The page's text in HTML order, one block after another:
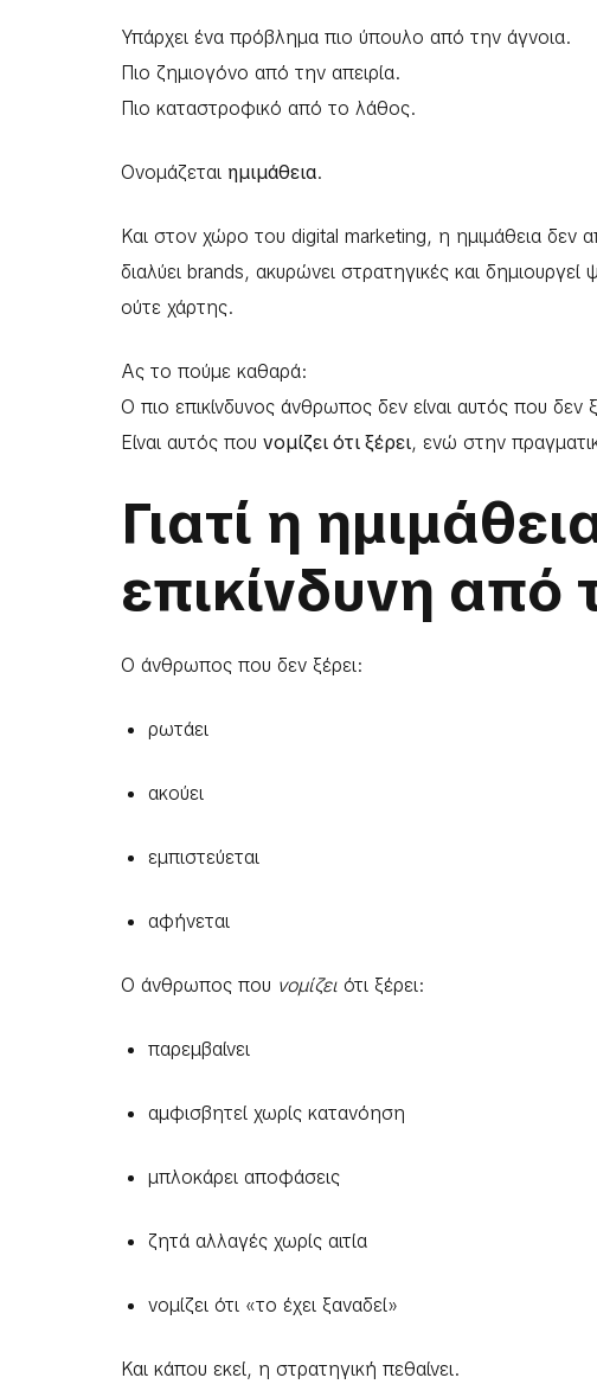
Υπάρχει ένα πρόβλημα πιο ύπουλο από την άγνοια.
Πιο ζημιογόνο από την απειρία.
Πιο καταστροφικό από το λάθος.
Ονομάζεται ημιμάθεια.
Και στον χώρο του digital marketing, η ημιμάθεια δεν
διαλύει brands, ακυρώνει στρατηγικές και
ούτε χάρτης.
Ας το πούμε καθαρά:
Ο πιο επικίνδυνος άνθρωπος δεν είναι αυτός που δεν
Είναι αυτός που νομίζει ότι ξέρει, ενώ στην
Γιατί η
επικίνδυνη από
Ο άνθρωπος που δεν ξέρει:
ρωτάει
ακούει
εμπιστεύεται
αφήνεται
Ο άνθρωπος που νομίζει ότι ξέρει:
παρεμβαίνει
αμφισβητεί χωρίς κατανόηση
μπλοκάρει αποφάσεις
ζητά αλλαγές χωρίς αιτία
νομίζει ότι «το έχει ξαναδεί»
Και κάπου εκεί, η στρατηγική πεθαίνει.